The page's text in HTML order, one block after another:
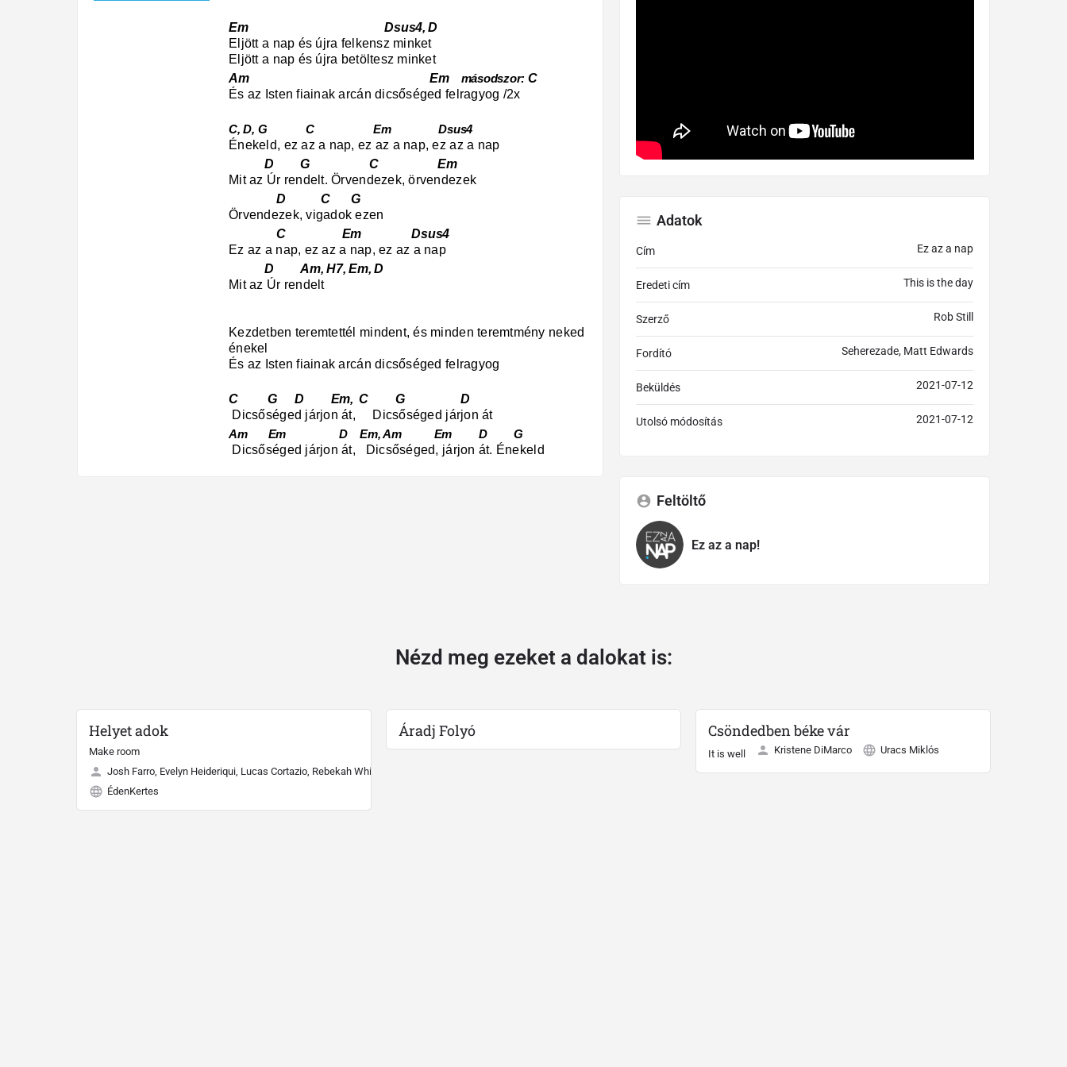
Em Dsus4, D
Eljött a nap és újra felkensz minket
Eljött a nap és újra betöltesz minket
Am Em másodszor: C
És az Isten fiainak arcán dicsőséged felragyog /2x
C, D, G C Em Dsus4
Énekeld, ez az a nap, ez az a nap, ez az a nap
D G C Em
Mit az Úr rendelt. Örvendezek, örvendezek
D C G
Örvendezek, vigadok ezen
C Em Dsus4
Ez az a nap, ez az a nap, ez az a nap
D Am, H7, Em, D
Mit az Úr rendelt
Kezdetben teremtettél mindent, és minden teremtmény neked
énekel
És az Isten fiainak arcán dicsőséged felragyog
C G D Em, C G D
Dicsőséged járjon át, Dicsőséged járjon át
Am Em D Em, Am Em D G
Dicsőséged járjon át, Dicsőséged, járjon át. Énekeld
Adatok
Cím Ez az a nap
Eredeti cím This is the day
Szerző Rob Still
Fordító Seherezade, Matt Edwards
Beküldés 2021-07-12
Utolsó módosítás 2021-07-12
Feltöltő
Ez az a nap!
Nézd meg ezeket a dalokat is:
Helyet adok
Make room
Josh Farro, Evelyn Heideriqui, Lucas Cortazio, Rebekah White
ÉdenKertes
Áradj Folyó Csöndedben béke vár
It is well Kristene DiMarco Uracs Miklós